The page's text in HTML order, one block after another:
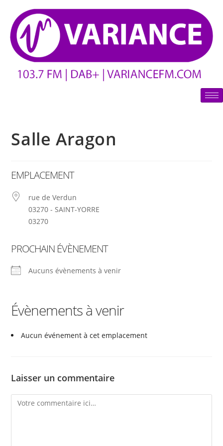
Salle Aragon
EMPLACEMENT
rue de Verdun
03270 - SAINT-YORRE
03270
PROCHAIN ÉVÈNEMENT
Aucuns évènements à venir
Évènements à venir
Aucun événement à cet emplacement
Laisser un commentaire